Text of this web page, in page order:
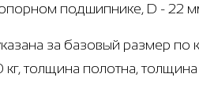
подшипнике, D - 22
за базовый размер
кг, толщина полотна,